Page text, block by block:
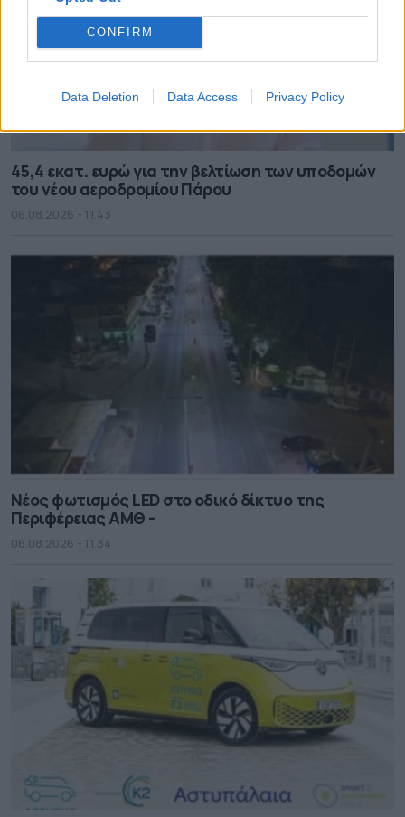
CONFIRM
Data Deletion Data Access Privacy Policy
45,4 εκατ. ευρώ για την βελτίωση των υποδομών
του νέου αεροδρομίου Πάρου
06.08.2026 - 11.43
Νέος φωτισμός LED στο οδικό δίκτυο της
Περιφέρειας ΑΜΘ –
06.08.2026 - 11.34